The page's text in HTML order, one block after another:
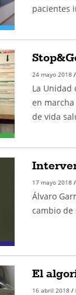
pacientes
24 mayo 2018 /
La Unidad
en
de vida
17 mayo 2018 /
Álvaro
cambio de
El
16 abril 2018 /